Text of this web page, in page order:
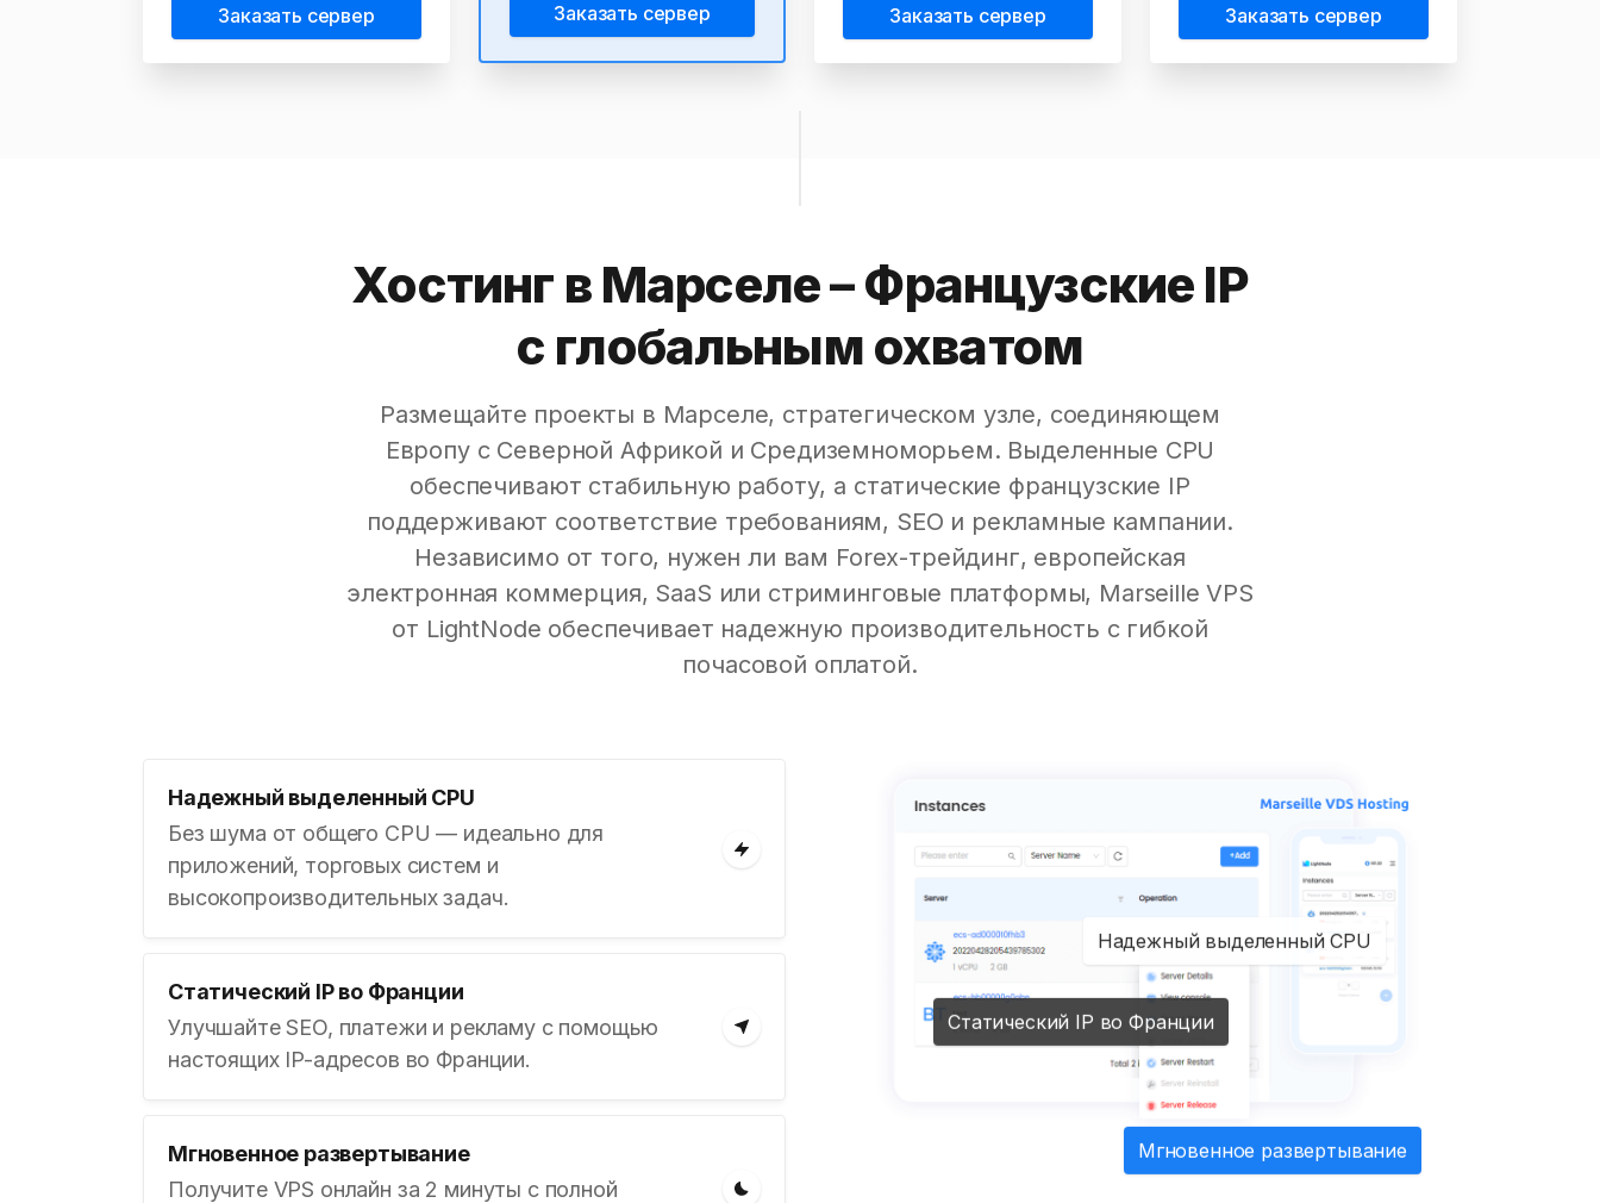
Заказать сервер Заказать сервер Заказать сервер Заказать сервер
Хостинг в Марселе – Французские IP
с глобальным охватом
Размещайте проекты в Марселе, стратегическом узле, соединяющем
Европу с Северной Африкой и Средиземноморьем. Выделенные CPU
обеспечивают стабильную работу, а статические французские IP
поддерживают соответствие требованиям, SEO и рекламные кампании.
Независимо от того, нужен ли вам Forex-трейдинг, европейская
электронная коммерция, SaaS или стриминговые платформы, Marseille VPS
от LightNode обеспечивает надежную производительность с гибкой
почасовой оплатой.
Надежный выделенный CPU
Без шума от общего CPU — идеально для
приложений, торговых систем и
высокопроизводительных задач.
Статический IP во Франции
Улучшайте SEO, платежи и рекламу с помощью
настоящих IP-адресов во Франции.
Мгновенное развертывание
Получите VPS онлайн за 2 минуты с полной
Надежный выделенный CPU
Статический IP во Франции
Мгновенное развертывание